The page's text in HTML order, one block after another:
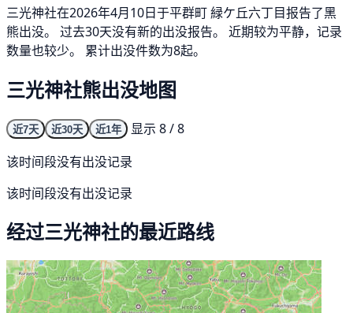
三光神社在2026年4月10日于平群町 緑ケ丘六丁目报告了黑
熊出没。 过去30天没有新的出没报告。 近期较为平静，记录
数量也较少。 累计出没件数为8起。
三光神社熊出没地图
近7天 近30天 近1年
显示 8 / 8
该时间段没有出没记录
该时间段没有出没记录
经过三光神社的最近路线